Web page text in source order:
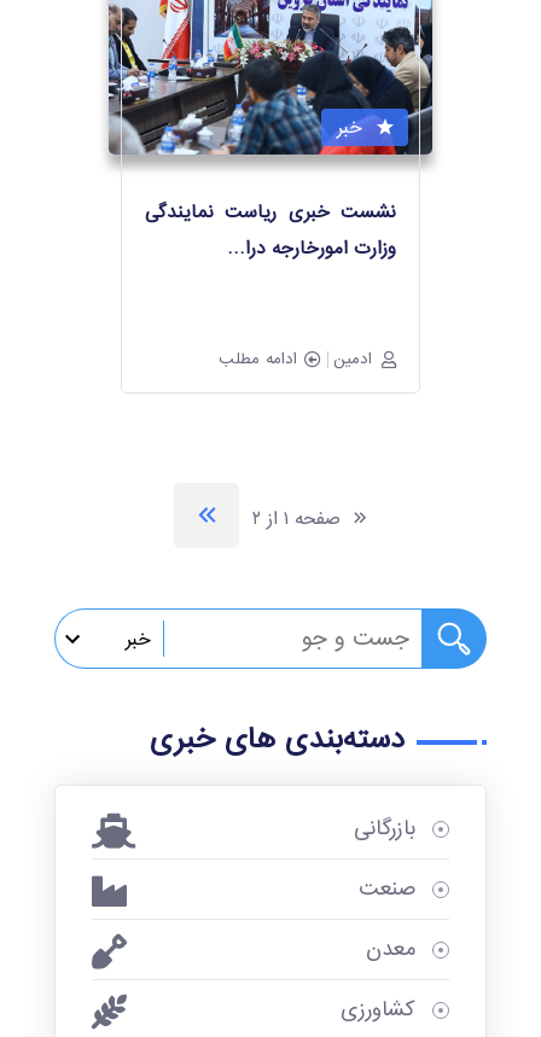
خبر
نشست خبری ریاست نمایندگی
وزارت امورخارجه درا…
ادمین ادامه مطلب
صفحه ۱ از ۲
خبر
گزارش
تصویری
پادکست
تلوزیون
اینترنتی
نامه اتاق
قزوین
دسته‌بندی های خبری
بازرگانی
صنعت
معدن
کشاورزی